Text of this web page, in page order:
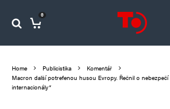
0
Home Publicistika
Komentář
Macron další potrefenou husou Evropy. Řečnil o
internacionály“